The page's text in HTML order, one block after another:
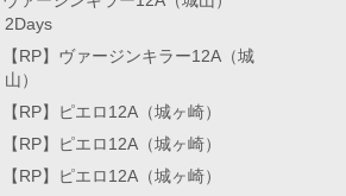
2Days
【RP】ヴァージンキラー12A（城
山）
【RP】ピエロ12A（城ヶ崎）
【RP】ピエロ12A（城ヶ崎）
【RP】ピエロ12A（城ヶ崎）